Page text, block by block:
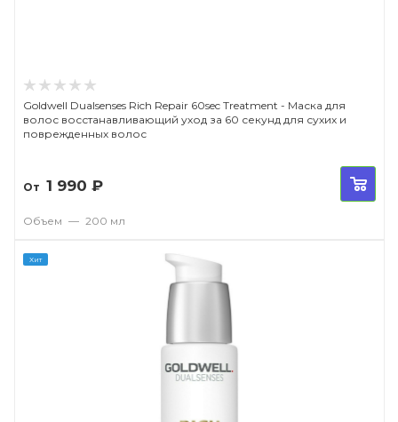
Goldwell Dualsenses Rich Repair 60sec Treatment - Маска для
волос восстанавливающий уход за 60 секунд для сухих и
поврежденных волос
От 1 990 ₽
Объем — 200 мл
Хит